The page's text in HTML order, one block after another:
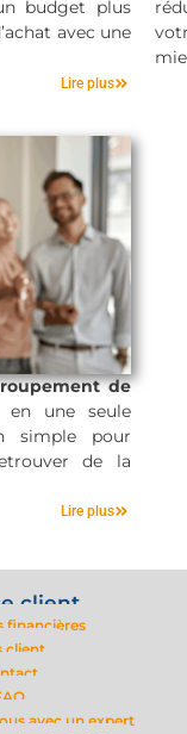
budget plus
avec une
Lire plus
de
de
une seule
simple pour
de la
Lire plus
client
financières
client
avec un expert